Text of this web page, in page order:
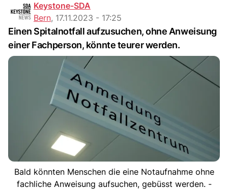
Keystone-SDA
Bern, 17.11.2023 - 17:25
Einen Spitalnotfall aufzusuchen, ohne Anweisung
einer Fachperson, könnte teurer werden.
Bald könnten Menschen die eine Notaufnahme ohne
fachliche Anweisung aufsuchen, gebüsst werden. -